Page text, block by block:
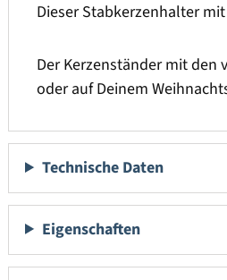
Dieser Stabkerzenhalter
Der Kerzenständer mit
oder auf Deinem
Technische Daten
Eigenschaften